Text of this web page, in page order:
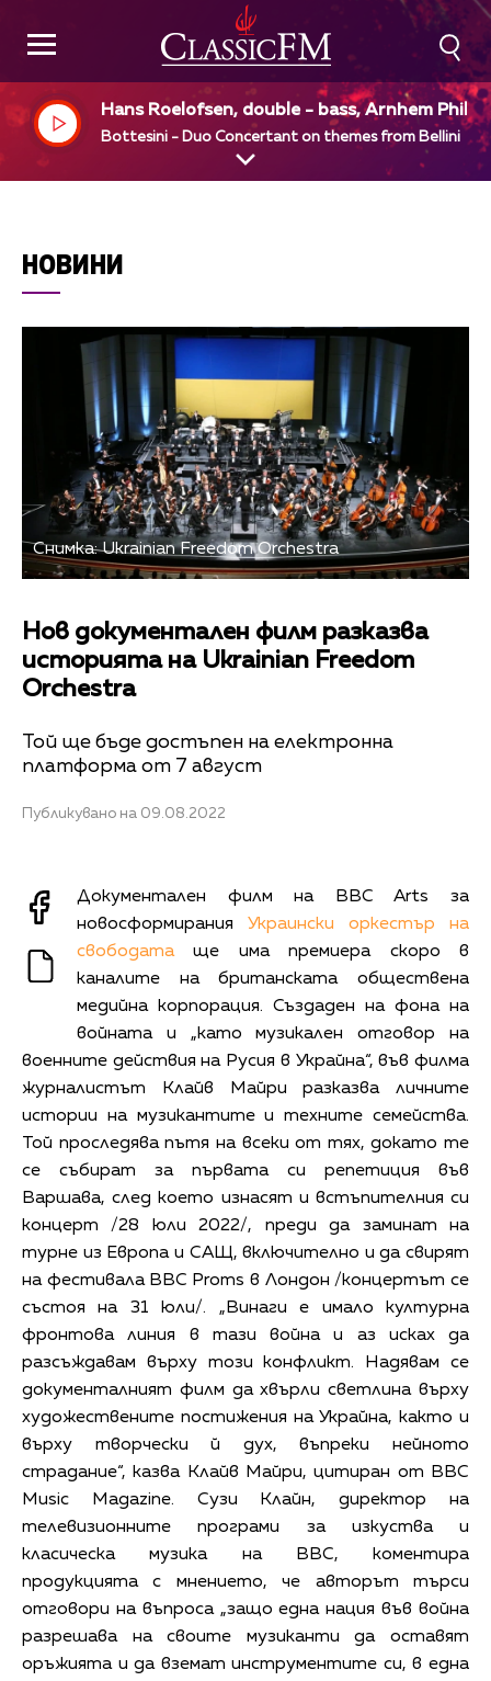
Hans Roelofsen, double - bass, Arnhem
monic Orchestra, Alun Francis, dir, Marien van
Bottesini - Duo Concertant on themes from Bellini
НОВИНИ
Снимка: Ukrainian Freedom Orchestra
Нов документален филм разказва
историята на Ukrainian Freedom
Orchestra
Той ще бъде достъпен на електронна
платформа от 7 август
Публикувано на 09.08.2022
Документален филм на BBC Arts за
новосформирания Украински оркестър на
свободатаще има премиера скоро в
каналите на британската обществена
медийна корпорация. Създаден на фона на
войната и „като музикален отговор на
военните действия на Русия в Украйна“, във филма
журналистът Клайв Майри разказва личните
истории на музикантите и техните семейства.
Той проследява пътя на всеки от тях, докато те
се събират за първата си репетиция във
Варшава, след което изнасят и встъпителния си
концерт /28 юли 2022/, преди да заминат на
турне из Европа и САЩ, включително и да свирят
на фестивала BBC Proms в Лондон /концертът се
състоя на 31 юли/. „Винаги е имало културна
фронтова линия в тази война и аз исках да
разсъждавам върху този конфликт. Надявам се
документалният филм да хвърли светлина върху
художествените постижения на Украйна, както и
върху творчески й дух, въпреки нейното
страдание“, казва Клайв Майри, цитиран от ВВС
Music Magazine. Сузи Клайн, директор на
телевизионните програми за изкуства и
класическа музика на ВВС, коментира
продукцията с мнението, че авторът търси
отговори на въпроса „защо една нация във война
разрешава на своите музиканти да оставят
оръжията и да вземат инструментите си, в една